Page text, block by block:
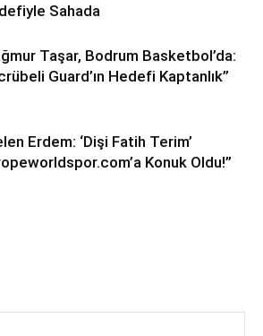
Sahada
Taşar, Bodrum Basketbol’da:
Guard’ın Hedefi Kaptanlık”
Erdem: ‘Dişi Fatih Terim’
Konuk Oldu!”